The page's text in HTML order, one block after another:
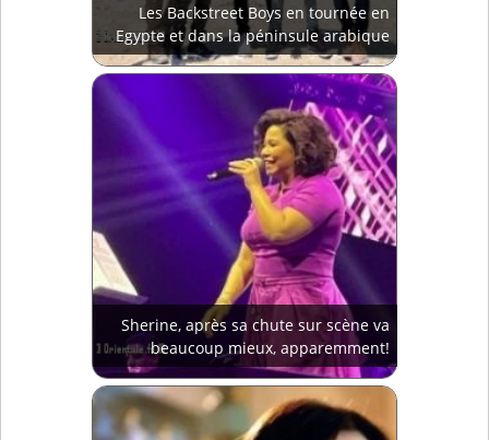
Les Backstreet Boys en tournée en
Egypte et dans la péninsule arabique
Sherine, après sa chute sur scène va
beaucoup mieux, apparemment!